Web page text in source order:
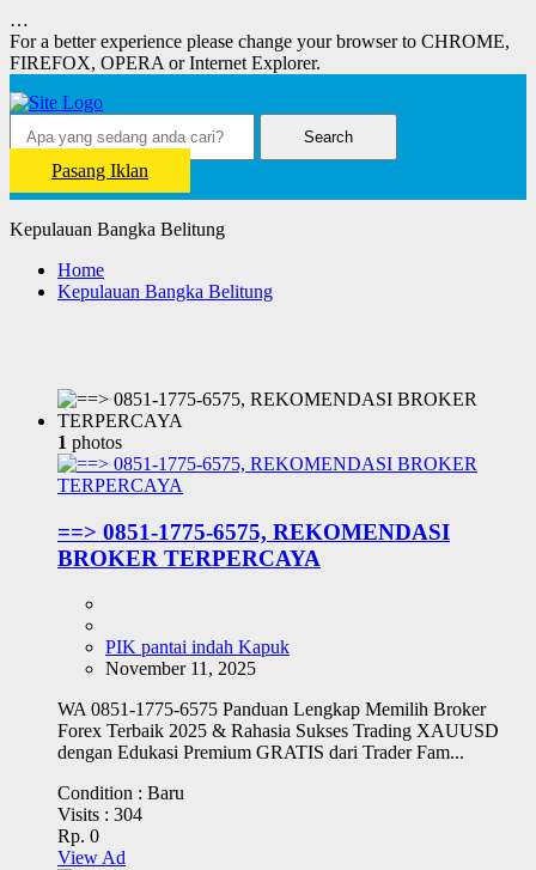
…
For a better experience please change your browser to CHROME,
FIREFOX, OPERA or Internet Explorer.
Search
Pasang Iklan
Kepulauan Bangka Belitung
Home
Kepulauan Bangka Belitung
1 photos
==> 0851-1775-6575, REKOMENDASI
BROKER TERPERCAYA
PIK pantai indah Kapuk
November 11, 2025
WA 0851-1775-6575 Panduan Lengkap Memilih Broker
Forex Terbaik 2025 & Rahasia Sukses Trading XAUUSD
dengan Edukasi Premium GRATIS dari Trader Fam...
Condition : Baru
Visits : 304
Rp. 0
View Ad